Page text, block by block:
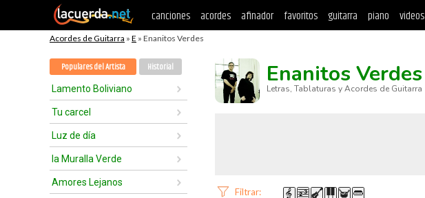
canciones acordes afinador favoritos guitarra piano videos
Acordes de Guitarra » E » Enanitos Verdes
Populares del Artista Historial
Lamento Boliviano
Tu carcel
Luz de día
la Muralla Verde
Amores Lejanos
Enanitos Verdes
Letras, Tablaturas y Acordes de Guitarra
Filtrar: